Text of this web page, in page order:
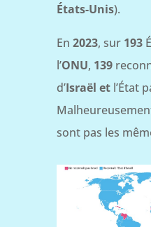
États-Unis).
En 2023, sur 193
l’ONU, 139
d’Israël et l’État
sont pas les